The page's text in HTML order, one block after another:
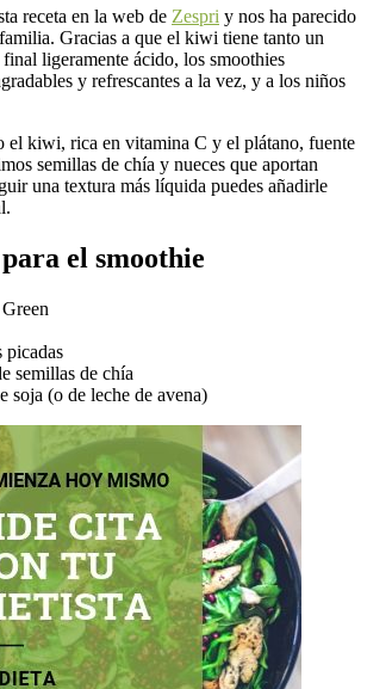
receta en la web de Zespri y nos ha parecido
Gracias a que el kiwi tiene tanto un
ligeramente ácido, los smoothies
y refrescantes a la vez, y a los niños
el kiwi, rica en vitamina C y el plátano, fuente
semillas de chía y nueces que aportan
una textura más líquida puedes añadirle
el smoothie
picadas
semillas de chía
soja (o de leche de avena)